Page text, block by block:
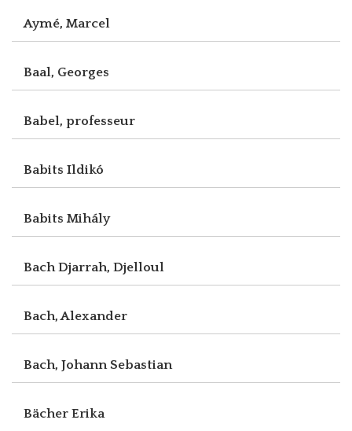
Aymé, Marcel
Baal, Georges
Babel, professeur
Babits Ildikó
Babits Mihály
Bach Djarrah, Djelloul
Bach, Alexander
Bach, Johann Sebastian
Bächer Erika